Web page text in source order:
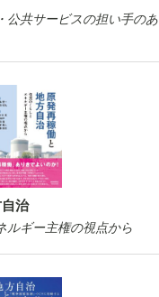
公共サービスの担い手のあ
治
ルギー主権の視点から